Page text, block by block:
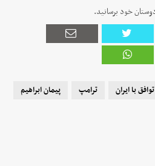
خود برسانید.
توافق با ایران ترامپ پیمان ابراهیم